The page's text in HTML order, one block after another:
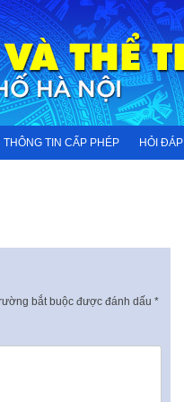
THÔNG TIN CẤP PHÉP HỎI ĐÁP
bắt buộc được đánh dấu *